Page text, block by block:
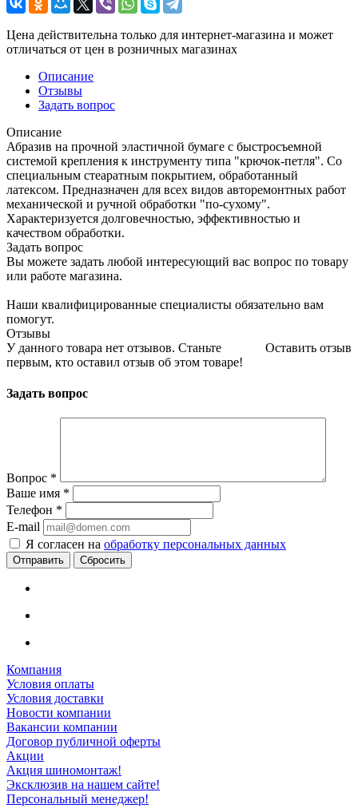
Цена действительна только для интернет-магазина и может
отличаться от цен в розничных магазинах
Описание
Отзывы
Задать вопрос
Описание
Абразив на прочной эластичной бумаге с быстросъемной
системой крепления к инструменту типа "крючок-петля". Со
специальным стеаратным покрытием, обработанный
латексом. Предназначен для всех видов авторемонтных работ
механической и ручной обработки "по-сухому".
Характеризуется долговечностью, эффективностью и
качеством обработки.
Задать вопрос
Вы можете задать любой интересующий вас вопрос по товару
или работе магазина.
Наши квалифицированные специалисты обязательно вам
помогут.
Отзывы
Оставить отзыв
У данного товара нет отзывов. Станьте
первым, кто оставил отзыв об этом товаре!
Задать вопрос
Вопрос *
Ваше имя *
Телефон *
E-mail
Я согласен на обработку персональных данных
Сбросить
Компания
Условия оплаты
Условия доставки
Новости компании
Вакансии компании
Договор публичной оферты
Акции
Акция шиномонтаж!
Эксклюзив на нашем сайте!
Персональный менеджер!